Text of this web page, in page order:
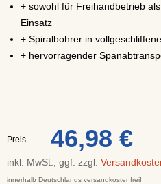
+ sowohl für Freihandbetrieb
Einsatz
+ Spiralbohrer in
+ hervorragender
Preis 46,98 €
inkl. MwSt., ggf. zzgl.
innerhalb Deutschlands versandkostenfrei!